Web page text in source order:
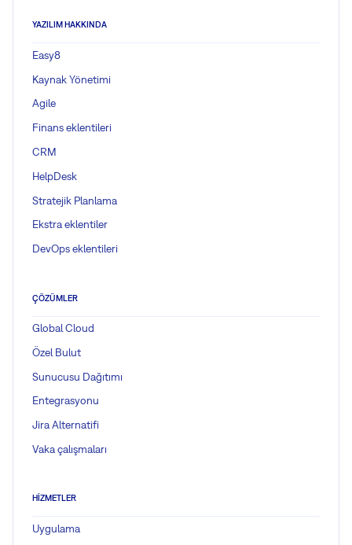
YAZILIM HAKKINDA
Easy8
Kaynak Yönetimi
Agile
Finans eklentileri
CRM
HelpDesk
Stratejik Planlama
Ekstra eklentiler
DevOps eklentileri
ÇÖZÜMLER
Global Cloud
Özel Bulut
Sunucusu Dağıtımı
Entegrasyonu
Jira Alternatifi
Vaka çalışmaları
HIZMETLER
Uygulama